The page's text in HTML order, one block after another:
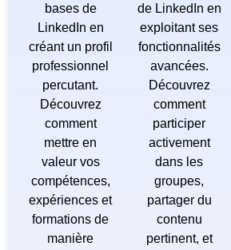
bases de
LinkedIn en
créant un profil
professionnel
percutant.
Découvrez
comment
mettre en
valeur vos
compétences,
expériences et
formations de
manière
de LinkedIn en
exploitant ses
fonctionnalités
avancées.
Découvrez
comment
participer
activement
dans les
groupes,
partager du
contenu
pertinent, et